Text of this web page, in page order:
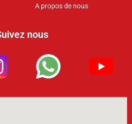
A propos de nous
nous